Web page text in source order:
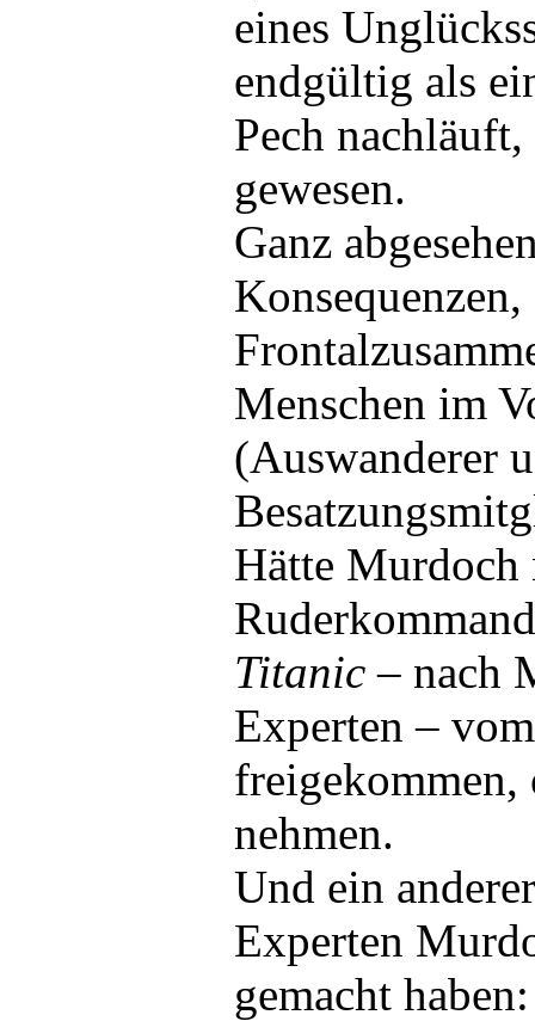
eines
endgültig als
Pech
gewesen.
Ganz
Menschen im
(Auswanderer
Hätte Murdoch
Titanic – nach
Experten –
freigekommen,
nehmen.
Und ein
Experten
gemacht